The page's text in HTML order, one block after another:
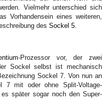
Vielmehr unterschied sich
Vorhandensein eines weiteren,
des Sockel 5.
-Prozessor vor, der zwei
Sockel selbst ist mechanisch
Sockel 7. Von nun an
7 mit oder ohne Split-Voltage-
später sogar noch den Super-